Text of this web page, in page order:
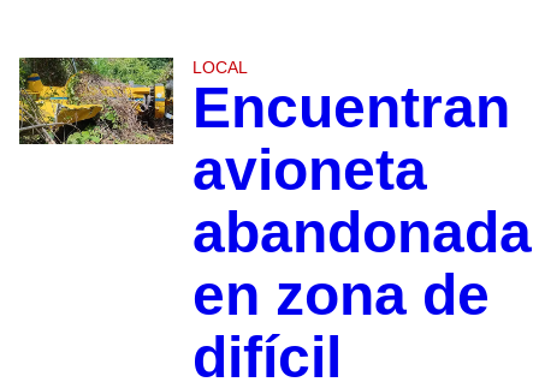
LOCAL
Encuentran
avioneta
abandonada
en zona de
difícil